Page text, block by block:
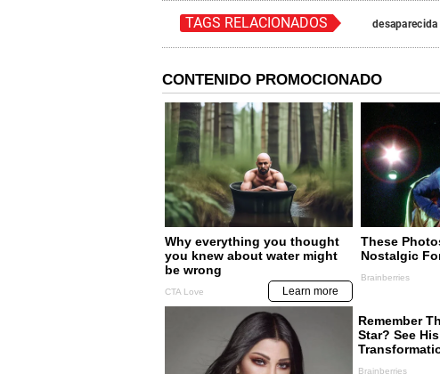
TAGS RELACIONADOS desaparecida